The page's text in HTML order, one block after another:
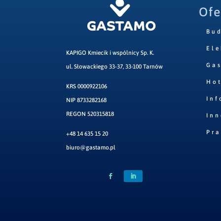
KAPIGO Kmiecik i wspólnicy Sp. K.
ul. Słowackiego 33-37, 33-100 Tarnów
KRS 0000922106
NIP 8733282168
REGON 520315818
+48 14 635 15 20
biuro@gastamo.pl